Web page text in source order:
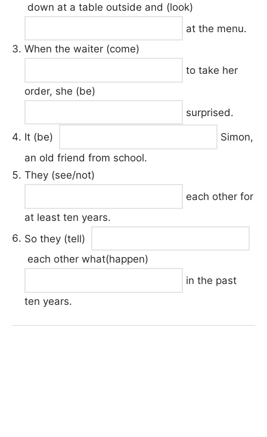
down at a table outside and (look)
at the menu.
When the waiter (come)
to take her
order, she (be)
surprised.
It (be)
Simon,
an old friend from school.
They (see/not)
each other for
at least ten years.
So they (tell)
each other what(happen)
in the past
ten years.